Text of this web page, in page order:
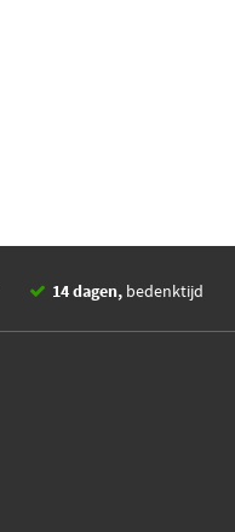
14 dagen, bedenktijd